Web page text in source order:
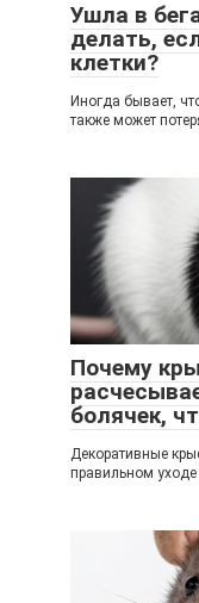
Ушла в
делать,
клетки?
Иногда бывает,
также может
Почему
болячек,
Декоративные
правильном